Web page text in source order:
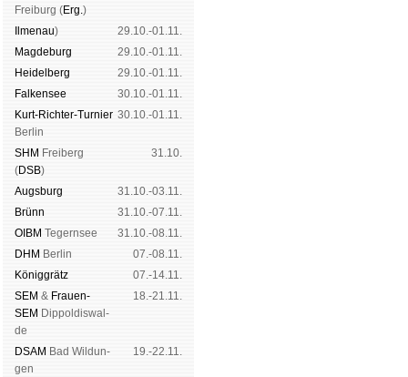
Frei­burg (Erg.)
Il­me­nau)
29.10.-01.11.
Mag­de­burg
29.10.-01.11.
Hei­del­berg
29.10.-01.11.
Fal­ken­see
30.10.-01.11.
Kurt-Rich­ter-Tur­nier
Ber­lin
30.10.-01.11.
SHM Frei­berg
(DSB)
31.10.
Augs­burg
31.10.-03.11.
Brünn
31.10.-07.11.
OIBM Tegern­see
31.10.-08.11.
DHM Ber­lin
07.-08.11.
König­grätz
07.-14.11.
SEM & Frauen-
SEM Dip­pol­dis­wal­
de
18.-21.11.
DSAM Bad Wil­dun­
gen
19.-22.11.